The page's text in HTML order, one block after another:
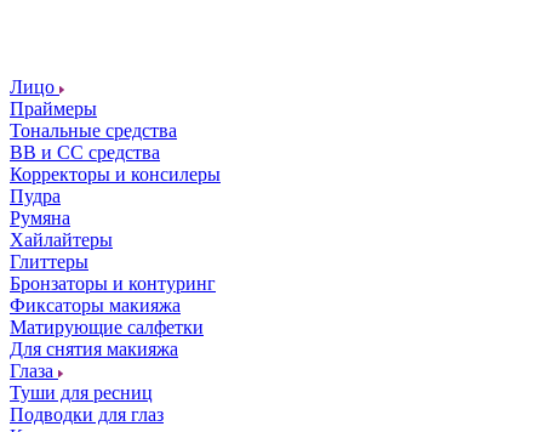
Лицо
Праймеры
Тональные средства
ВВ и СС средства
Корректоры и консилеры
Пудра
Румяна
Хайлайтеры
Глиттеры
Бронзаторы и контуринг
Фиксаторы макияжа
Матирующие салфетки
Для снятия макияжа
Глаза
Туши для ресниц
Подводки для глаз